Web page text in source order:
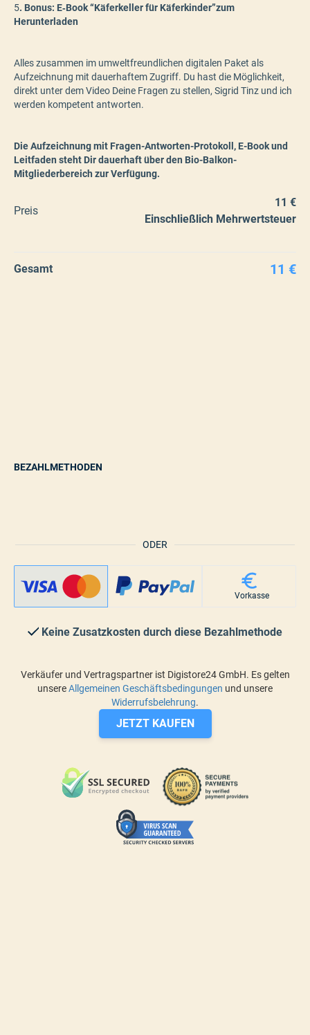
5. Bonus: E‑Book “Käferkeller für Käferkinder”zum
Herunterladen
Alles zusammen im umweltfreundlichen digitalen Paket als
Aufzeichnung mit dauerhaftem Zugriff. Du hast die Möglichkeit,
direkt unter dem Video Deine Fragen zu stellen, Sigrid Tinz und ich
werden kompetent antworten.
Die Aufzeichnung mit Fragen-Antworten-Protokoll, E-Book und
Leitfaden steht Dir dauerhaft über den Bio-Balkon-
Mitgliederbereich zur Verfügung.
Preis
11 €
Einschließlich Mehrwertsteuer
Gesamt 11 €
ODER
BEZAHLMETHODEN
Vorkasse
Keine Zusatzkosten durch diese Bezahlmethode
Verkäufer und Vertragspartner ist Digistore24 GmbH. Es gelten
unsereAllgemeinen Geschäftsbedingungen und unsere
Widerrufsbelehrung.
JETZT KAUFEN